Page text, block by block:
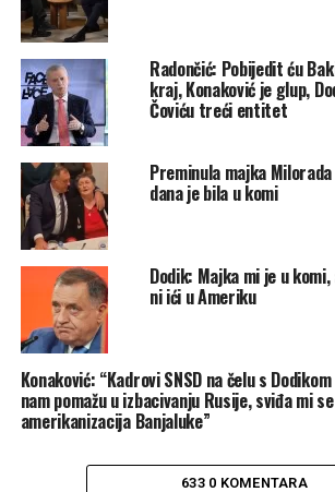
Share Post
Share
Radončić: Pobijedit ću
kraj, Konaković je glup,
Čoviću treći entitet
Preminula majka
dana je bila u komi
Dodik: Majka mi je u
ni ići u Ameriku
Konaković: “Kadrovi SNSD na čelu s Dodikom
nam pomažu u izbacivanju Rusije, sviđa mi se
amerikanizacija Banjaluke”
633 0 KOMENTARA